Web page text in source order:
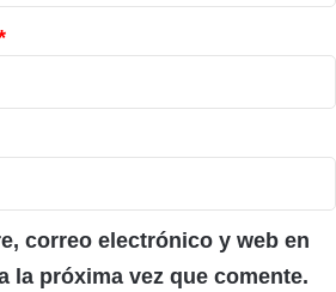
correo electrónico y web en
la próxima vez que comente.